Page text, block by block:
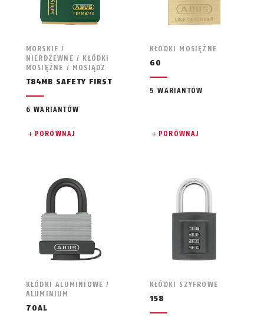
MORSKIE /
NIERDZEWNE / KŁÓDKI
MOSIĘŻNE / MOSIĄDZ
T84MB SAFETY FIRST
6 WARIANTÓW
PORÓWNAJ
KŁÓDKI MOSIĘŻNE
60
5 WARIANTÓW
PORÓWNAJ
KŁÓDKI ALUMINIOWE /
ALUMINIUM
70AL
KŁÓDKI SZYFROWE
158